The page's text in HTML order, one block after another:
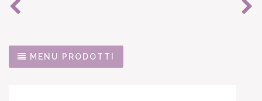
MENU PRODOTTI